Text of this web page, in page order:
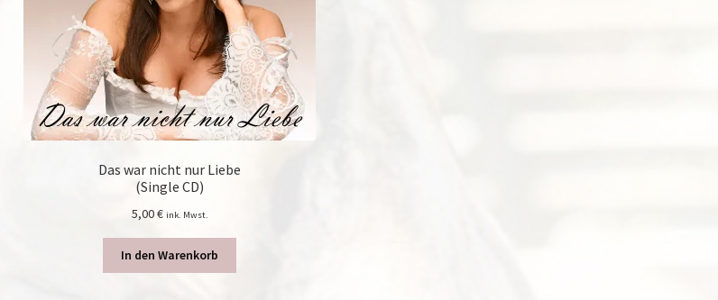
Das war nicht nur Liebe
(Single CD)
5,00€ ink. Mwst.
In den Warenkorb